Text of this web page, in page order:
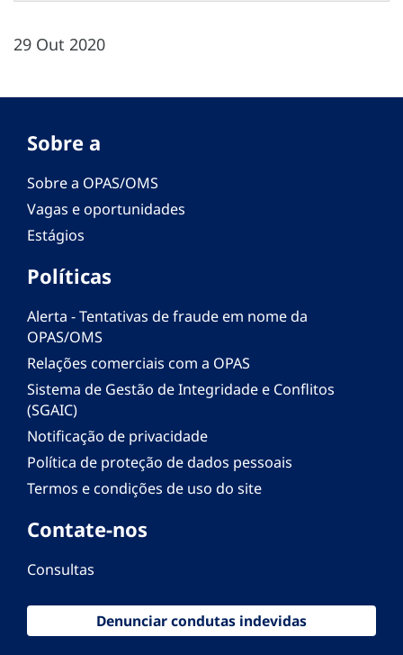
29 Out 2020
Sobre a
Sobre a OPAS/OMS
Vagas e oportunidades
Estágios
Políticas
Alerta - Tentativas de fraude em nome da
OPAS/OMS
Relações comerciais com a OPAS
Sistema de Gestão de Integridade e Conflitos
(SGAIC)
Notificação de privacidade
Política de proteção de dados pessoais
Termos e condições de uso do site
Contate-nos
Consultas
Denunciar condutas indevidas